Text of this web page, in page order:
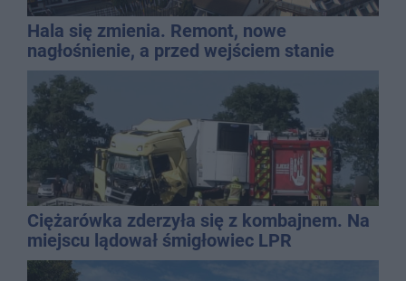
Hala się zmienia. Remont, nowe
nagłośnienie, a przed wejściem stanie
QEMETICA ARENA
Ciężarówka zderzyła się z kombajnem. Na
miejscu lądował śmigłowiec LPR